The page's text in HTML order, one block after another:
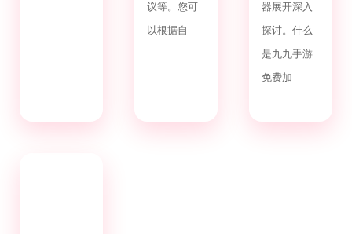
议等。您可
以根据自
器展开深入
探讨。什么
是九九手游
免费加